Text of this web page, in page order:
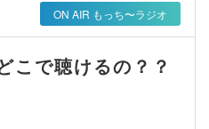
ON AIR もっち〜ラジオ
こで聴けるの？？